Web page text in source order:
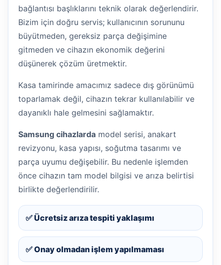
bağlantısı başlıklarını teknik olarak değerlendirir.
Bizim için doğru servis; kullanıcının sorununu
büyütmeden, gereksiz parça değişimine
gitmeden ve cihazın ekonomik değerini
düşünerek çözüm üretmektir.
Kasa tamirinde amacımız sadece dış görünümü
toparlamak değil, cihazın tekrar kullanılabilir ve
dayanıklı hale gelmesini sağlamaktır.
Samsung cihazlarda model serisi, anakart
revizyonu, kasa yapısı, soğutma tasarımı ve
parça uyumu değişebilir. Bu nedenle işlemden
önce cihazın tam model bilgisi ve arıza belirtisi
birlikte değerlendirilir.
✅ Ücretsiz arıza tespiti yaklaşımı
✅ Onay olmadan işlem yapılmaması